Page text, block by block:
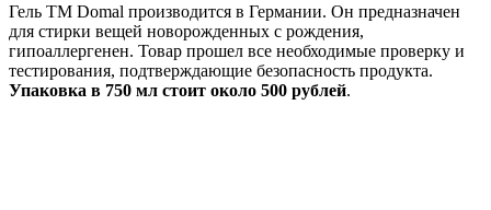
Гель ТМ Domal производится в Германии. Он предназначен
для стирки вещей новорожденных с рождения,
гипоаллергенен. Товар прошел все необходимые проверку и
тестирования, подтверждающие безопасность продукта.
Упаковка в 750 мл стоит около 500 рублей.